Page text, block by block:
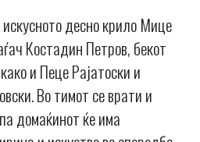
десно крило Мице
Костадин Петров, бекот
и Пеце Рајатоски и
Во тимот се врати и
домаќинот ќе има